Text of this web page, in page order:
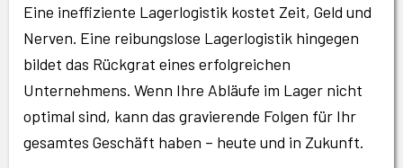
Eine ineffiziente Lagerlogistik kostet Zeit, Geld und
Nerven. Eine reibungslose Lagerlogistik hingegen
bildet das Rückgrat eines erfolgreichen
Unternehmens. Wenn Ihre Abläufe im Lager nicht
optimal sind, kann das gravierende Folgen für Ihr
gesamtes Geschäft haben – heute und in Zukunft.